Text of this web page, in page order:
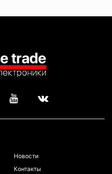
Новости
Контакты